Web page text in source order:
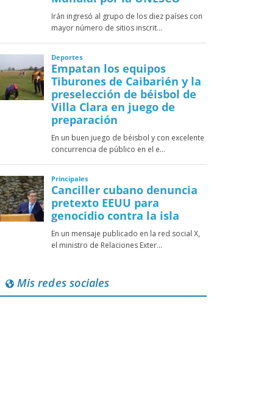
Mis redes sociales